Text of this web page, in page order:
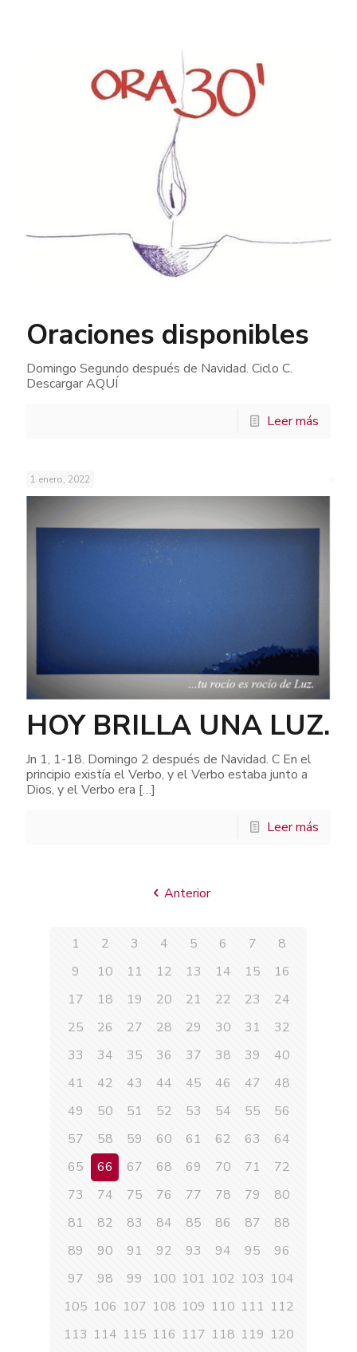
Oraciones disponibles
Domingo Segundo después de Navidad. Ciclo C.
Descargar AQUÍ
Leer más
1 enero, 2022
HOY BRILLA UNA LUZ.
Jn 1, 1-18. Domingo 2 después de Navidad. C En el
principio existía el Verbo, y el Verbo estaba junto a
Dios, y el Verbo era […]
Leer más
Anterior
1 2 3 4 5 6 7
8
9
10 11 12 13 14 15
16
17
18 19 20 21 22 23
24
25
26 27 28 29 30 31
32
33
34 35 36 37 38 39
40
41
42 43 44 45 46 47
48
49
50 51 52 53 54 55
56
57
58 59 60 61 62 63
64
65
66 67 68 69 70 71
72
73
74 75 76 77 78 79
80
81
82 83 84 85 86 87
88
89
90 91 92 93 94 95
96
97
98 99 100 101 102 103 104
105 106 107 108 109 110 111 112
113 114 115 116 117 118 119 120